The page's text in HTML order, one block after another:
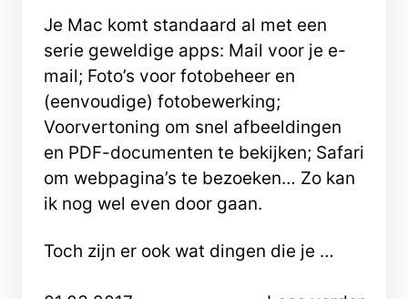
Je Mac komt standaard al met een
serie geweldige apps: Mail voor je e-
mail; Foto’s voor fotobeheer en
(eenvoudige) fotobewerking;
Voorvertoning om snel afbeeldingen
en PDF-documenten te bekijken; Safari
om webpagina’s te bezoeken… Zo kan
ik nog wel even door gaan.
Toch zijn er ook wat dingen die je …